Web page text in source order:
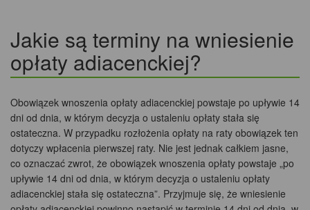
Jakie są terminy na wniesienie
opłaty adiacenckiej?
Obowiązek wnoszenia opłaty adiacenckiej powstaje po upływie 14
dni od dnia, w którym decyzja o ustaleniu opłaty stała się
ostateczna. W przypadku rozłożenia opłaty na raty obowiązek ten
dotyczy wpłacenia pierwszej raty. Nie jest jednak całkiem jasne,
co oznaczać zwrot, że obowiązek wnoszenia opłaty powstaje „po
upływie 14 dni od dnia, w którym decyzja o ustaleniu opłaty
adiacenckiej stała się ostateczna”. Przyjmuje się, że wniesienie